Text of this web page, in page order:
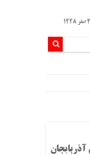
آذربایجان